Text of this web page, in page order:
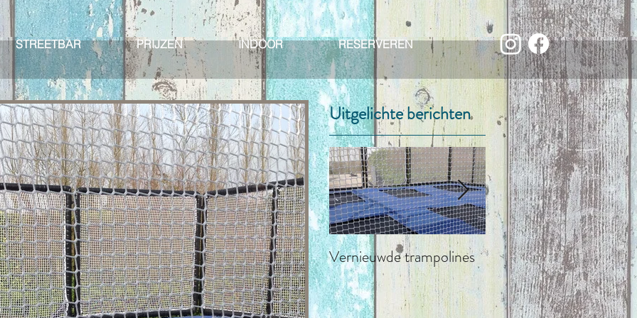
STREETBAR PRIJZEN INDOOR RESERVEREN
Uitgelichte berichten
Vernieuwde trampolines LA CABANA streetbar